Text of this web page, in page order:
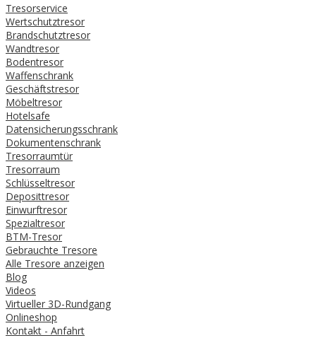
Tresorservice
Wertschutztresor
Brandschutztresor
Wandtresor
Bodentresor
Waffenschrank
Geschäftstresor
Möbeltresor
Hotelsafe
Datensicherungsschrank
Dokumentenschrank
Tresorraumtür
Tresorraum
Schlüsseltresor
Deposittresor
Einwurftresor
Spezialtresor
BTM-Tresor
Gebrauchte Tresore
Alle Tresore anzeigen
Blog
Videos
Virtueller 3D-Rundgang
Onlineshop
Kontakt - Anfahrt